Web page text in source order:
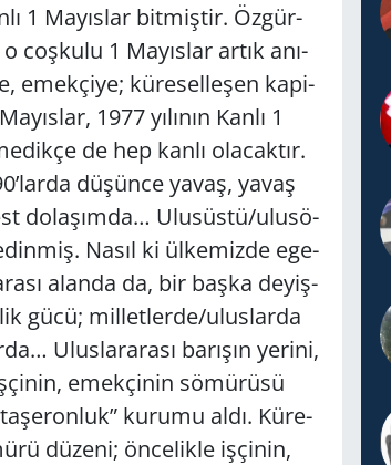
1 Ma­yıs­lar bit­miş­tir. Öz­gür­
coş­ku­lu 1 Ma­yıs­lar artık anı­
emek­çi­ye; kü­re­sel­le­şen ka­pi­
1977 yı­lı­nın Kanlı 1
de hep kanlı ola­cak­tır.
dü­şün­ce yavaş, yavaş
do­la­şım­da… Ulu­süs­tü/ulu­sö­
Nasıl ki ül­ke­miz­de ege­
alan­da da, bir başka de­yiş­
gücü; mil­let­ler­de/ulus­lar­da
Ulus­la­ra­ra­sı ba­rı­şın ye­ri­ni,
emek­çi­nin sö­mü­rü­sü
ku­ru­mu aldı. Kü­re­
dü­ze­ni; ön­ce­lik­le iş­çi­nin,